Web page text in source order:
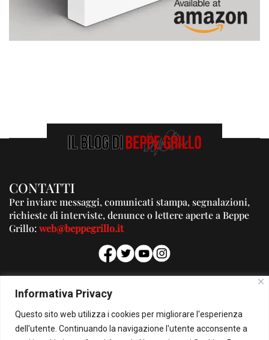
Informativa Privacy
Questo sito web utilizza i cookies per migliorare l'esperienza
dell'utente. Continuando la navigazione l'utente acconsente a
CONTATTI
Per inviare messaggi, comunicati stampa, segnalazioni,
richieste di interviste, denunce o lettere aperte a Beppe
Grillo:web@beppegrillo.it
PUBBLICITA'
Per la tua pubblicità su questo Blog:
pubblicita@beppegrillo.it